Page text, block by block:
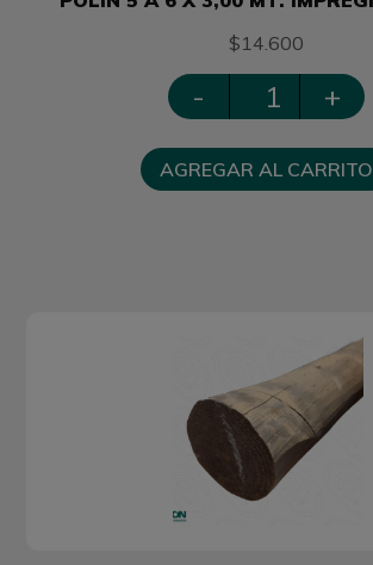
$14.600
- +
AGREGAR AL CARRITO